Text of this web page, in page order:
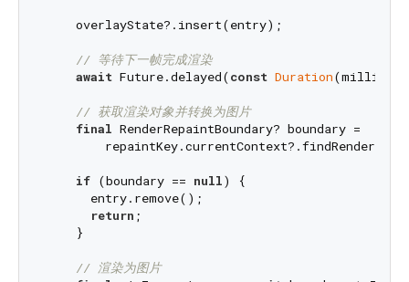
    overlayState?.insert(entry);
// 等待下一帧完成渲染
await Future.delayed(const Duration
// 获取渲染对象并转换为图片
final RenderRepaintBoundary? boundary =
if (boundary == null) {
      entry.remove();
return ;
    }
// 渲染为图片